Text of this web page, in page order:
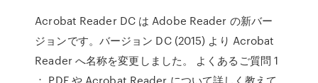
Acrobat Reader DC は Adobe Reader の新バー
ジョンです。バージョン DC (2015) より Acrobat
Reader へ名称を変更しました。 よくあるご質問 1
： PDF や Acrobat Reader について詳しく教えて